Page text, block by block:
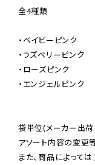
全4種類
・ベイビーピンク
・ラズベリーピンク
・ローズピンク
・エンジェルピンク
袋単位(メーカー出
アソート内容の変更
また、商品によって